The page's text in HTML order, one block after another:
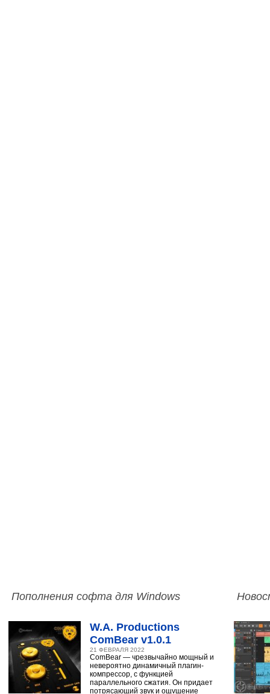
Пополнения софта для Windows
W.A. Productions
ComBear v1.0.1
21 ФЕВРАЛЯ 2022
ComBear — чрезвычайно мощный и
невероятно динамичный плагин-
компрессор, с функцией
параллельного сжатия. Он придает
потрясающий звук и ощущение